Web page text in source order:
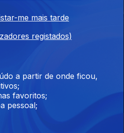
parte de Mistério
me mais tarde
registados)
a partir de onde ficou,
favoritos;
pessoal;